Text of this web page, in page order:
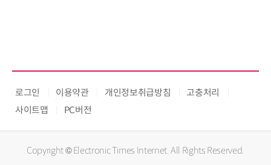
로그인 이용약관 개인정보취급방침
고충처리
사이트맵
PC버전
Copyright © Electronic Times Internet. All Rights Reserved.